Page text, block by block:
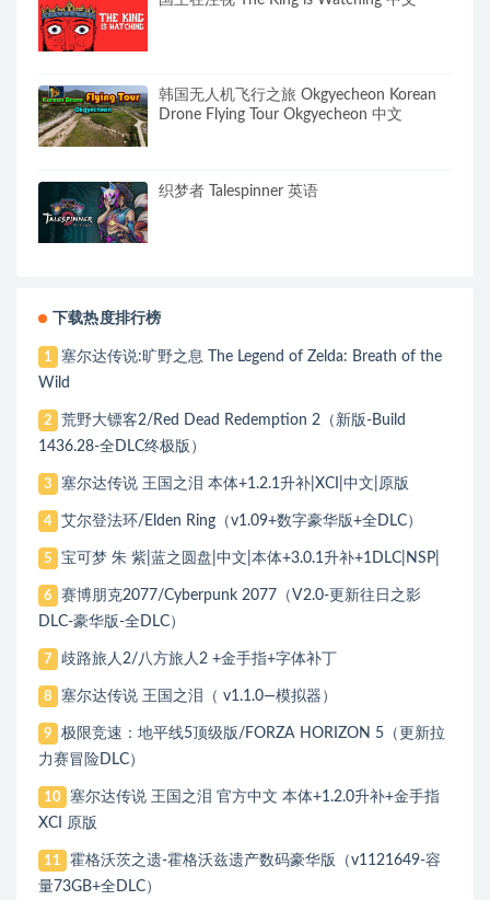
韩国无人机飞行之旅 Okgyecheon Korean
Drone Flying Tour Okgyecheon 中文
织梦者 Talespinner 英语
下载热度排行榜
1
塞尔达传说:旷野之息 The Legend of Zelda: Breath of the
Wild
2
荒野大镖客2/Red Dead Redemption 2（新版-Build
1436.28-全DLC终极版）
3 塞尔达传说 王国之泪 本体+1.2.1升补|XCI|中文|原版
4 艾尔登法环/Elden Ring（v1.09+数字豪华版+全DLC）
5 宝可梦 朱 紫|蓝之圆盘|中文|本体+3.0.1升补+1DLC|NSP|
6
赛博朋克2077/Cyberpunk 2077（V2.0-更新往日之影
DLC-豪华版-全DLC）
7 歧路旅人2/八方旅人2 +金手指+字体补丁
8 塞尔达传说 王国之泪（ v1.1.0—模拟器）
9
极限竞速：地平线5顶级版/FORZA HORIZON 5（更新拉
力赛冒险DLC）
10
塞尔达传说 王国之泪 官方中文 本体+1.2.0升补+金手指
XCI 原版
11
霍格沃茨之遗-霍格沃兹遗产数码豪华版（v1121649-容
量73GB+全DLC）